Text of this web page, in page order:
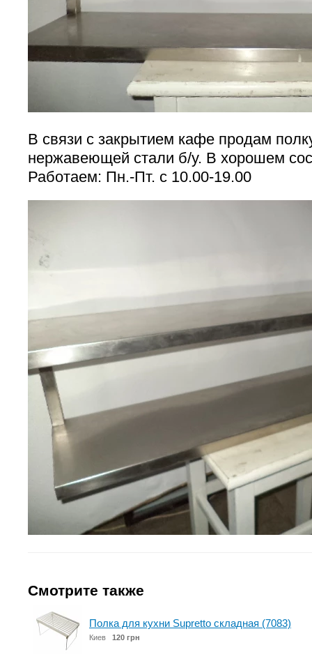
В связи с закрытием кафе продам
нержавеющей стали б/у. В хорошем
Работаем: Пн.-Пт. с 10.00-19.00
Смотрите также
Полка для кухни Supretto складная (7083)
Киев 120 грн